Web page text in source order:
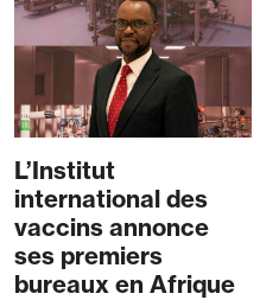
L’Institut
international des
vaccins annonce
ses premiers
bureaux en Afrique